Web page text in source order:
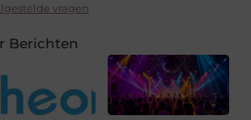
vragen
Berichten